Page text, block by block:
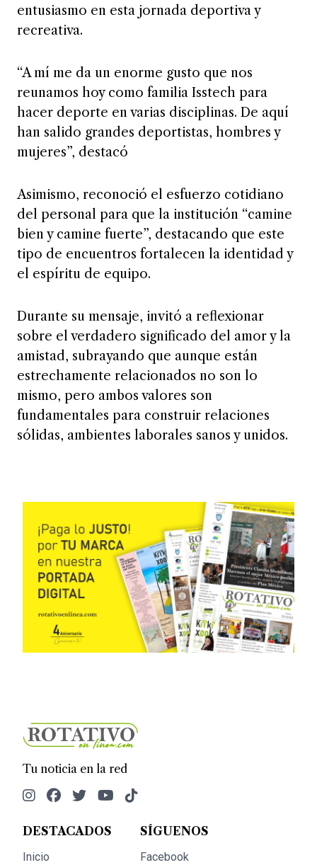
entusiasmo en esta jornada deportiva y
recreativa.
“A mí me da un enorme gusto que nos
reunamos hoy como familia Isstech para
hacer deporte en varias disciplinas. De aquí
han salido grandes deportistas, hombres y
mujeres”, destacó
Asimismo, reconoció el esfuerzo cotidiano
del personal para que la institución “camine
bien y camine fuerte”, destacando que este
tipo de encuentros fortalecen la identidad y
el espíritu de equipo.
Durante su mensaje, invitó a reflexionar
sobre el verdadero significado del amor y la
amistad, subrayando que aunque están
estrechamente relacionados no son lo
mismo, pero ambos valores son
fundamentales para construir relaciones
sólidas, ambientes laborales sanos y unidos.
Tu noticia en la red
DESTACADOS
Inicio
SÍGUENOS
Facebook